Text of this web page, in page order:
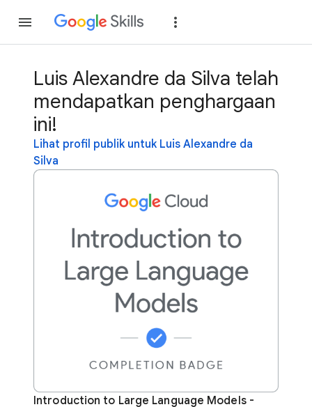
Luis Alexandre da Silva telah
mendapatkan penghargaan
ini!
Lihat profil publik untuk Luis Alexandre da
Silva